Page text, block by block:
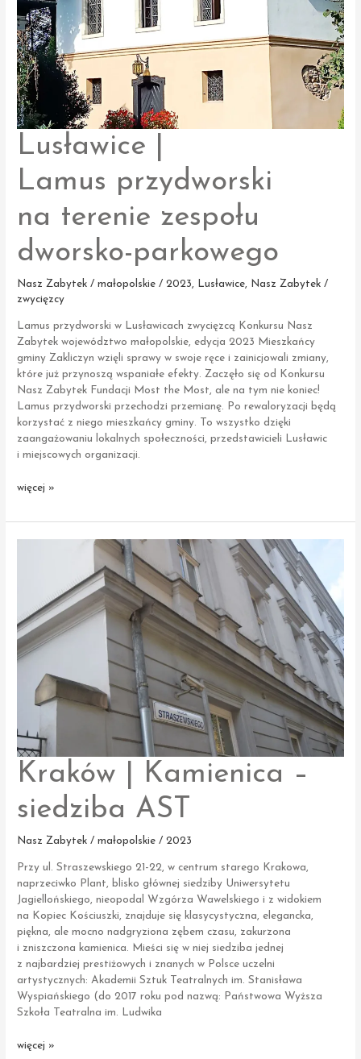
Lusławice |
Lamus przydworski
na terenie zespołu
dworsko-parkowego
Nasz Zabytek / małopolskie / 2023, Lusławice,
Nasz Zabytek /
zwycięzcy
Lamus przydworski w Lusławicach zwycięzcą Konkursu Nasz
Zabytek województwo małopolskie, edycja 2023 Mieszkańcy
gminy Zakliczyn wzięli sprawy w swoje ręce i zainicjowali zmiany,
które już przynoszą wspaniałe efekty. Zaczęło się od Konkursu
Nasz Zabytek Fundacji Most the Most, ale na tym nie koniec!
Lamus przydworski przechodzi przemianę. Po rewaloryzacji będą
korzystać z niego mieszkańcy gminy. To wszystko dzięki
zaangażowaniu lokalnych społeczności, przedstawicieli Lusławic
i miejscowych organizacji.
Lusławice
więcej »
Kraków | Kamienica –
siedziba AST
Nasz Zabytek / małopolskie / 2023
Przy ul. Straszewskiego 21-22, w centrum starego Krakowa,
naprzeciwko Plant, blisko głównej siedziby Uniwersytetu
Jagiellońskiego, nieopodal Wzgórza Wawelskiego i z widokiem
na Kopiec Kościuszki, znajduje się klasycystyczna, elegancka,
piękna, ale mocno nadgryziona zębem czasu, zakurzona
i zniszczona kamienica. Mieści się w niej siedziba jednej
z najbardziej prestiżowych i znanych w Polsce uczelni
artystycznych: Akademii Sztuk Teatralnych im. Stanisława
Wyspiańskiego (do 2017 roku pod nazwą: Państwowa Wyższa
Szkoła Teatralna im. Ludwika
Kraków
więcej »